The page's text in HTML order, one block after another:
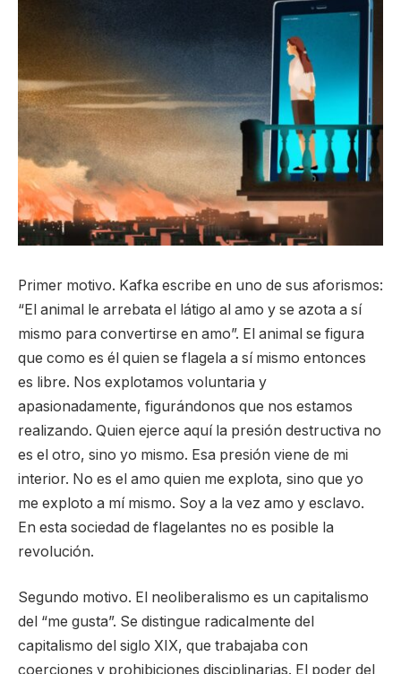
Primer motivo. Kafka escribe en uno de sus aforismos:
“El animal le arrebata el látigo al amo y se azota a sí
mismo para convertirse en amo”. El animal se figura
que como es él quien se flagela a sí mismo entonces
es libre. Nos explotamos voluntaria y
apasionadamente, figurándonos que nos estamos
realizando. Quien ejerce aquí la presión destructiva no
es el otro, sino yo mismo. Esa presión viene de mi
interior. No es el amo quien me explota, sino que yo
me exploto a mí mismo. Soy a la vez amo y esclavo.
En esta sociedad de flagelantes no es posible la
revolución.
Segundo motivo. El neoliberalismo es un capitalismo
del “me gusta”. Se distingue radicalmente del
capitalismo del siglo XIX, que trabajaba con
coerciones y prohibiciones disciplinarias. El poder del